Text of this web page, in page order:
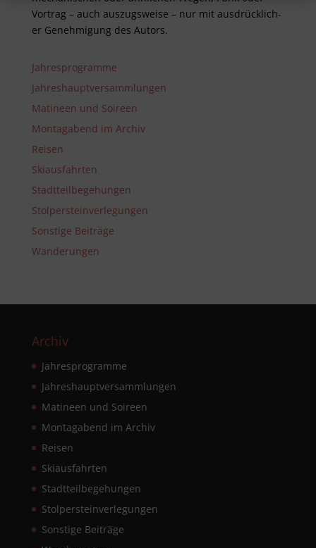
Vor­trag – auch aus­zugs­weise – nur mit aus­drück­lich­
er Genehm­ig­ung des Autors.
Jahresprogramme
Jahreshauptversammlungen
Matineen und Soireen
Montagabend im Archiv
Reisen
Skiausfahrten
Stadtteilbegehungen
Stolpersteinverlegungen
Sonstige Beiträge
Wanderungen
Archiv
Jahresprogramme
Jahreshauptversammlungen
Matineen und Soireen
Montagabend im Archiv
Reisen
Skiausfahrten
Stadtteilbegehungen
Stolpersteinverlegungen
Sonstige Beiträge